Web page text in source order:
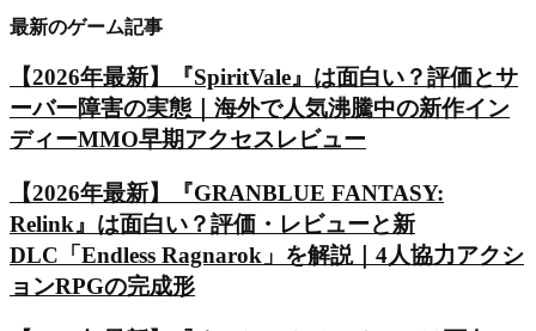
最新のゲーム記事
【2026年最新】『SpiritVale』は面白い？評価とサ
ーバー障害の実態｜海外で人気沸騰中の新作イン
ディーMMO早期アクセスレビュー
【2026年最新】『GRANBLUE FANTASY:
Relink』は面白い？評価・レビューと新
DLC「Endless Ragnarok」を解説｜4人協力アクシ
ョンRPGの完成形